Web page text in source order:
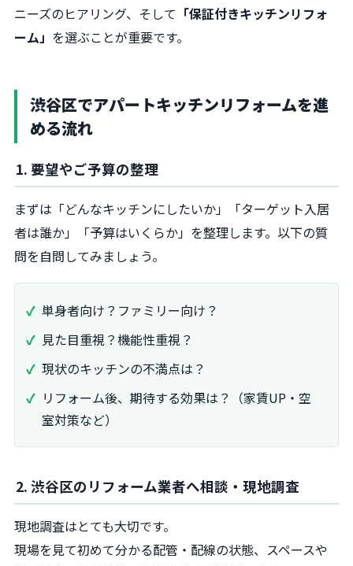
ニーズのヒアリング、そして 「保証付きキッチンリフォ
ーム」 を選ぶことが重要です。
渋谷区でアパートキッチンリフォームを進
める流れ
1. 要望やご予算の整理
まずは「どんなキッチンにしたいか」「ターゲット入居
者は誰か」「予算はいくらか」を整理します。以下の質
問を自問してみましょう。
単身者向け？ファミリー向け？
見た目重視？機能性重視？
現状のキッチンの不満点は？
リフォーム後、期待する効果は？（家賃UP・空
室対策など）
2. 渋谷区のリフォーム業者へ相談・現地調査
現地調査はとても大切です。
現場を見て初めて分かる配管・配線の状態、スペースや